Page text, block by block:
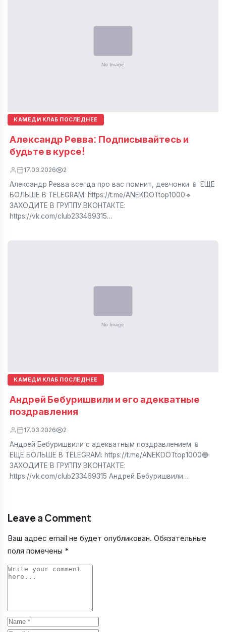
КАМЕДИ КЛАБ ПОСЛЕДНЕЕ
Александр Ревва: Подписывайтесь и
будьте в курсе!
17.03.2026 2
Александр Ревва всегда про вас помнит, девчонки 📱 ЕЩЕ
БОЛЬШЕ В TELEGRAM: https://t.me/ANEKDOTtop1000🔹
ЗАХОДИТЕ В ГРУППУ ВКОНТАКТЕ:
https://vk.com/club233469315…
КАМЕДИ КЛАБ ПОСЛЕДНЕЕ
Андрей Бебуришвили и его адекватные
поздравления
17.03.2026 2
Андрей Бебуришвили с адекватным поздравлением 📱
ЕЩЕ БОЛЬШЕ В TELEGRAM: https://t.me/ANEKDOTtop1000🔵
ЗАХОДИТЕ В ГРУППУ ВКОНТАКТЕ:
https://vk.com/club233469315 Андрей Бебуришвили…
Leave a Comment
Ваш адрес email не будет опубликован. Обязательные
поля помечены *
Comment
Name